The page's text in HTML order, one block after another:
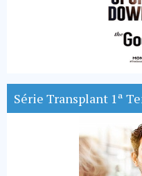
Série Transplant 1ª